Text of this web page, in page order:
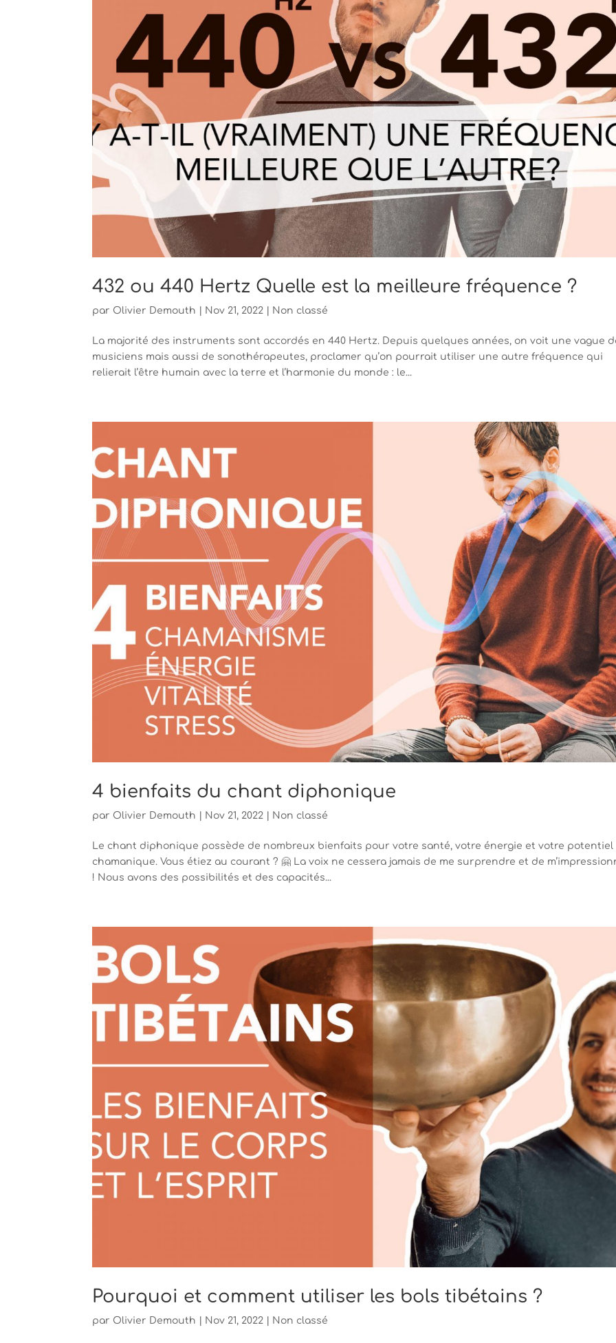
432 ou 440 Hertz Quelle est la meilleure fréquence ?
par Olivier Demouth Nov 21, 2022 Non classé
La majorité des instruments sont accordés en 440 Hertz. Depuis quelques années, on voit une vague
musiciens mais aussi de sonothérapeutes, proclamer qu’on pourrait utiliser une autre fréquence qui
relierait l’être humain avec la terre et l’harmonie du monde : le...
4 bienfaits du chant diphonique
par Olivier Demouth Nov 21, 2022 Non classé
Le chant diphonique possède de nombreux bienfaits pour votre santé, votre énergie et votre potentiel
chamanique. Vous étiez au courant ? 🤗 La voix ne cessera jamais de me surprendre et de
! Nous avons des possibilités et des capacités...
Pourquoi et comment utiliser les bols tibétains ?
par Olivier Demouth Nov 21, 2022 Non classé